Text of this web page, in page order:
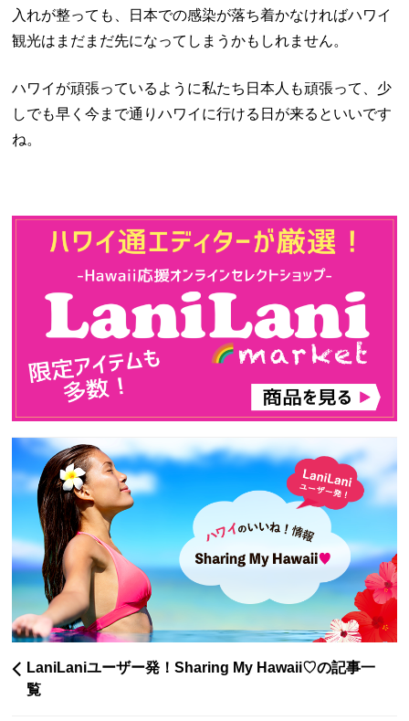
入れが整っても、日本での感染が落ち着かなければハワイ
観光はまだまだ先になってしまうかもしれません。
ハワイが頑張っているように私たち日本人も頑張って、少
しでも早く今まで通りハワイに行ける日が来るといいです
ね。
LaniLaniユーザー発！Sharing My Hawaii♡の記事一
覧